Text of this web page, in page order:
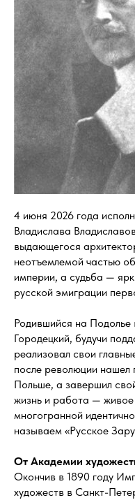
4 июня 2026 года
Владислава
выдающегося
неотъемлемой частью
империи, а судьба —
русской эмиграции
Родившийся на Подолье
Городецкий, будучи
реализовал свои
после революции
Польше, а завершил
жизнь и работа —
многогранной
называем «Русское
От Академии
Окончив в 1890 году
художеств в Санкт-